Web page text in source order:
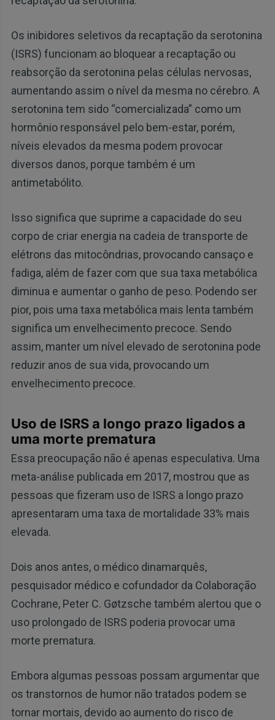
Os inibidores seletivos da recaptação da serotonina
(ISRS) funcionam ao bloquear a recaptação ou
reabsorção da serotonina pelas células nervosas,
aumentando assim o nível da mesma no cérebro. A
serotonina tem sido “comercializada” como um
hormônio responsável pelo bem-estar, porém,
níveis elevados da mesma podem provocar
diversos danos, porque também é um
antimetabólito.
Isso significa que suprime a capacidade do seu
corpo de criar energia na cadeia de transporte de
elétrons das mitocôndrias, provocando cansaço e
fadiga, além de fazer com que sua taxa metabólica
diminua e aumentar o ganho de peso. Podendo ser
pior, pois uma taxa metabólica mais lenta também
significa um envelhecimento precoce. Sendo
assim, manter um nível elevado de serotonina pode
reduzir anos de sua vida, provocando um
envelhecimento precoce.
Uso de ISRS a longo prazo ligados a
uma morte prematura
Essa preocupação não é apenas especulativa. Uma
meta-análise publicada em 2017, mostrou que as
pessoas que fizeram uso de ISRS a longo prazo
apresentaram uma taxa de mortalidade 33% mais
elevada.
Dois anos antes, o médico dinamarquês,
pesquisador médico e cofundador da Colaboração
Cochrane, Peter C. Gøtzsche também alertou que o
uso prolongado de ISRS poderia provocar uma
morte prematura.
Embora algumas pessoas possam argumentar que
os transtornos de humor não tratados podem se
tornar mortais, devido ao aumento do risco de